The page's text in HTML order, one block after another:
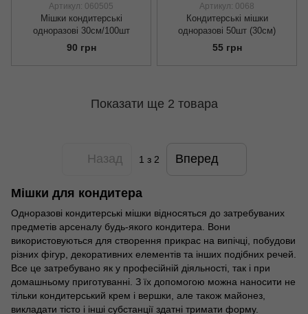
Артикул: 060505
Мішки кондитерські
одноразові 30см/100шт
90 грн
Артикул: 0068
Кондитерські мішки
одноразові 50шт (30см)
55 грн
Показати ще 2 товара
Назад 1 з 2 Вперед
Мішки для кондитера
Одноразові кондитерські мішки відносяться до затребуваних
предметів арсеналу будь-якого кондитера. Вони
використовуються для створення прикрас на випічці, побудови
різних фігур, декоративних елементів та інших подібних речей.
Все це затребувано як у професійній діяльності, так і при
домашньому приготуванні. З їх допомогою можна наносити не
тільки кондитерський крем і вершки, але також майонез,
викладати тісто і інші субстанції здатні тримати форму.